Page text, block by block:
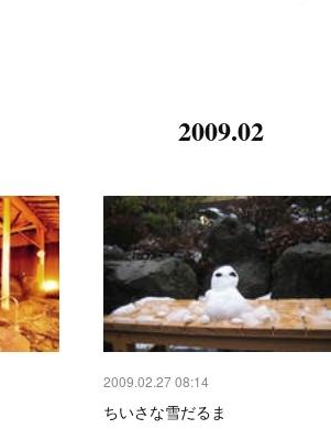
2009.02
2009.02.27 08:14
ちいさな雪だるま